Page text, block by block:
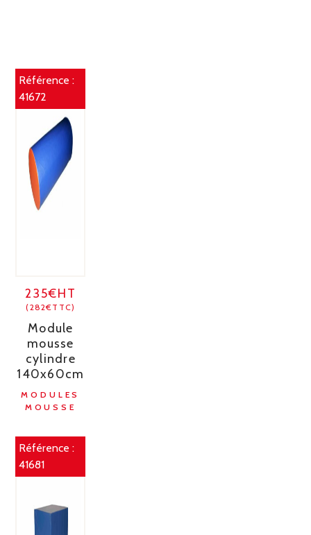
Référence :
41672
235€HT
(282€TTC)
Module
mousse
cylindre
140x60cm
MODULES
MOUSSE
Référence :
41681